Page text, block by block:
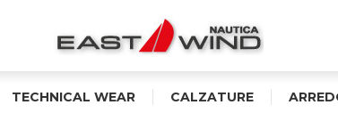
TECHNICAL WEAR CALZATURE